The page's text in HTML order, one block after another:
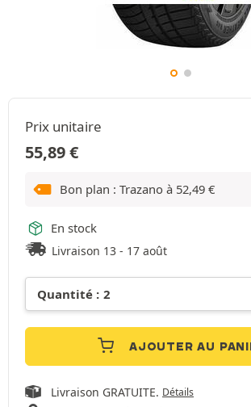
Prix unitaire
55,89€
Bon plan : Trazano à 52,49 €
En stock
Livraison 13 - 17 août
AJOUTER AU
Livraison GRATUITE. Détails